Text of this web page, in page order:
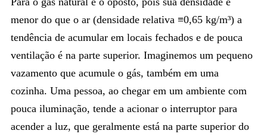
menor do que o ar (densidade relativa ≡0,65 kg/m³) a
tendência de acumular em locais fechados e de pouca
ventilação é na parte superior. Imaginemos um pequeno
vazamento que acumule o gás, também em uma
cozinha. Uma pessoa, ao chegar em um ambiente com
pouca iluminação, tende a acionar o interruptor para
acender a luz, que geralmente está na parte superior do